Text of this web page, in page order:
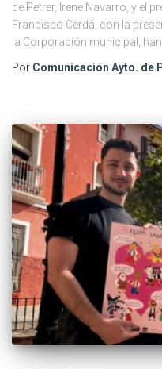
de Petrer, Irene Navarro, y el
Francisco Cerdá, con la
la Corporación municipal,
Por Comunicación Ayto. de